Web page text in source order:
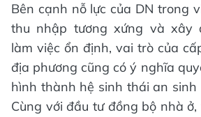
Bên cạnh nỗ lực của DN trong
thu nhập tương xứng và xây
làm việc ổn định, vai trò của
địa phương cũng có ý nghĩa
hình thành hệ sinh thái an sinh
Cùng với đầu tư đồng bộ nhà